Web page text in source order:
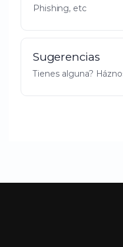
Phishing, etc
Sugerencias
Tienes alguna?